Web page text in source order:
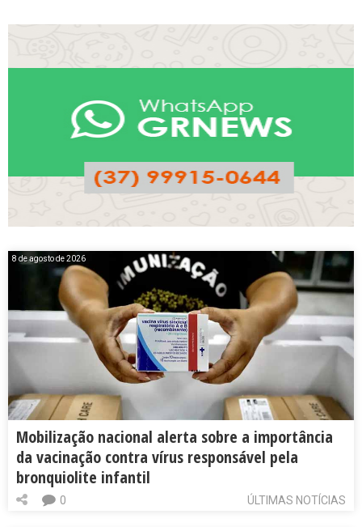
8 de agosto de 2026
Mobilização nacional alerta sobre a importância
da vacinação contra vírus responsável pela
bronquiolite infantil
ÚLTIMAS NOTÍCIAS
0